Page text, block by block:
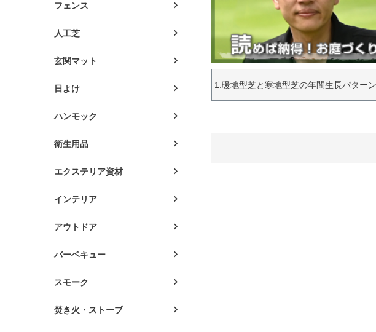
フェンス
人工芝
玄関マット
日よけ
ハンモック
衛生用品
エクステリア資材
インテリア
アウトドア
バーベキュー
スモーク
焚き火・ストーブ
1.暖地型芝と寒地型芝の年間生長パターン